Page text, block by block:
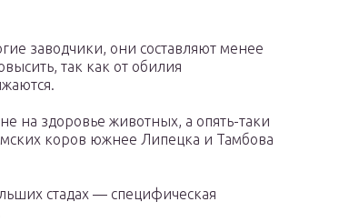
заводчики, они составляют менее
так как от обилия
на здоровье животных, а опять-таки
коров южнее Липецка и Тамбова
стадах — специфическая